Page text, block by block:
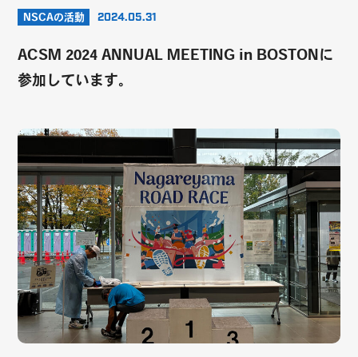
NSCAの活動 2024.05.31
ACSM 2024 ANNUAL MEETING in BOSTONに
参加しています。